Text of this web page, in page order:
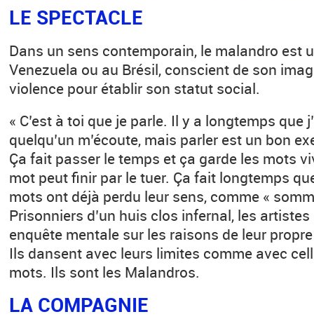
LE SPECTACLE
Dans un sens contemporain, le malandro est
Venezuela ou au Brésil, conscient de son
violence pour établir son statut social.
« C’est à toi que je parle. Il y a longtemps que
quelqu’un m’écoute, mais parler est un bon
Ça fait passer le temps et ça garde les mots
mot peut finir par le tuer. Ça fait longtemps
mots ont déjà perdu leur sens, comme «
Prisonniers d’un huis clos infernal, les
enquête mentale sur les raisons de leur
Ils dansent avec leurs limites comme avec
mots. Ils sont les Malandros.
LA COMPAGNIE